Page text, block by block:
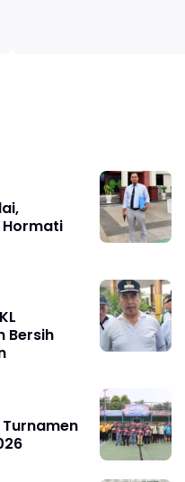
Hormati
Bersih